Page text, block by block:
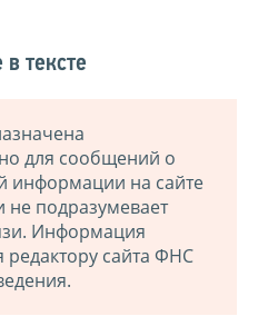
тексте
для сообщений о
информации на сайте
подразумевает
Информация
редактору сайта ФНС